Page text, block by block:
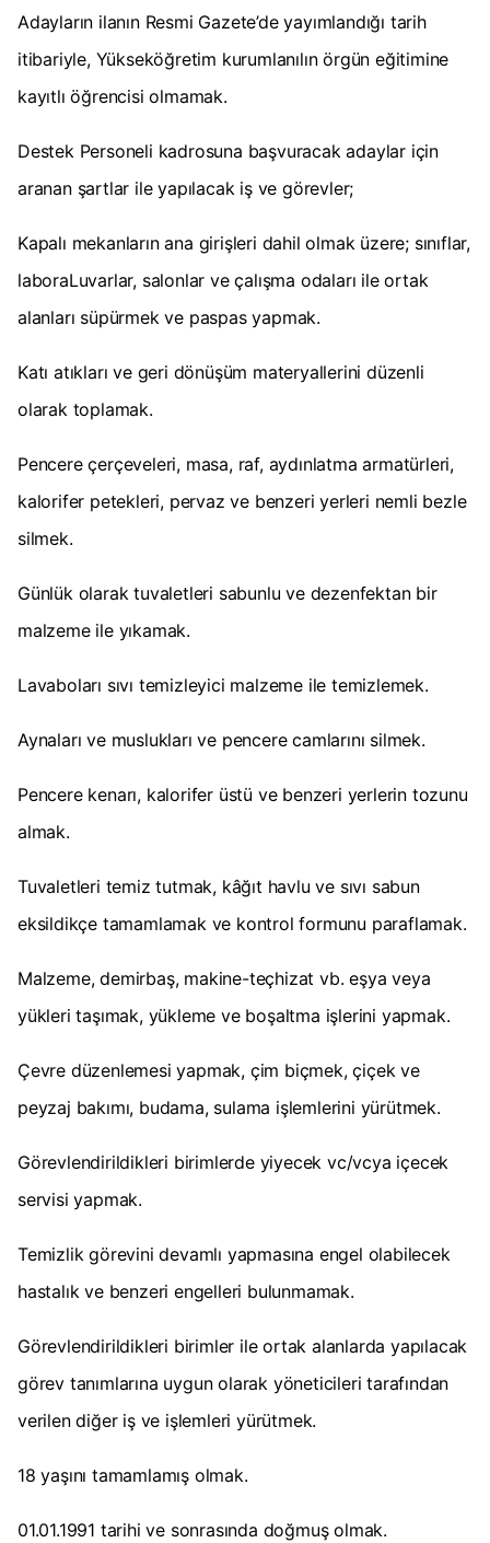
Adayların ilanın Resmi Gazete’de yayımlandığı tarih
itibariyle, Yükseköğretim kurumlanılın örgün eğitimine
kayıtlı öğrencisi olmamak.
Destek Personeli kadrosuna başvuracak adaylar için
aranan şartlar ile yapılacak iş ve görevler;
Kapalı mekanların ana girişleri dahil olmak üzere; sınıflar,
laboraLuvarlar, salonlar ve çalışma odaları ile ortak
alanları süpürmek ve paspas yapmak.
Katı atıkları ve geri dönüşüm materyallerini düzenli
olarak toplamak.
Pencere çerçeveleri, masa, raf, aydınlatma armatürleri,
kalorifer petekleri, pervaz ve benzeri yerleri nemli bezle
silmek.
Günlük olarak tuvaletleri sabunlu ve dezenfektan bir
malzeme ile yıkamak.
Lavaboları sıvı temizleyici malzeme ile temizlemek.
Aynaları ve muslukları ve pencere camlarını silmek.
Pencere kenarı, kalorifer üstü ve benzeri yerlerin tozunu
almak.
Tuvaletleri temiz tutmak, kâğıt havlu ve sıvı sabun
eksildikçe tamamlamak ve kontrol formunu paraflamak.
Malzeme, demirbaş, makine-teçhizat vb. eşya veya
yükleri taşımak, yükleme ve boşaltma işlerini yapmak.
Çevre düzenlemesi yapmak, çim biçmek, çiçek ve
peyzaj bakımı, budama, sulama işlemlerini yürütmek.
Görevlendirildikleri birimlerde yiyecek vc/vcya içecek
servisi yapmak.
Temizlik görevini devamlı yapmasına engel olabilecek
hastalık ve benzeri engelleri bulunmamak.
Görevlendirildikleri birimler ile ortak alanlarda yapılacak
görev tanımlarına uygun olarak yöneticileri tarafından
verilen diğer iş ve işlemleri yürütmek.
18 yaşını tamamlamış olmak.
01.01.1991 tarihi ve sonrasında doğmuş olmak.